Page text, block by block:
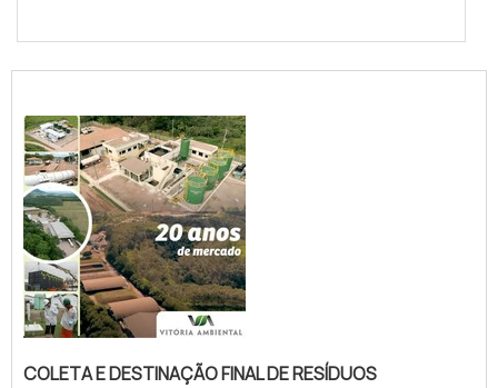
COLETA E DESTINAÇÃO FINAL DE RESÍDUOS